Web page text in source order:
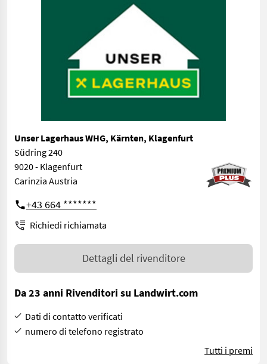
Unser Lagerhaus WHG, Kärnten, Klagenfurt
Südring 240
9020 - Klagenfurt
Carinzia Austria
+43 664 *******
Richiedi richiamata
Dettagli del rivenditore
Da 23 anni Rivenditori su Landwirt.com
Dati di contatto verificati
numero di telefono registrato
Tutti i premi